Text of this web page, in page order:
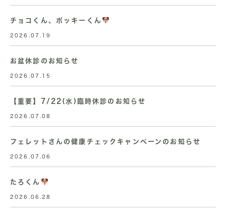
チョコくん、ポッキーくん
2026.07.19
お盆休診のお知らせ
2026.07.15
【重要】7/22(水)臨時休診のお知らせ
2026.07.08
フェレットさんの健康チェックキャンペーンのお知らせ
2026.07.06
たろくん
2026.06.28